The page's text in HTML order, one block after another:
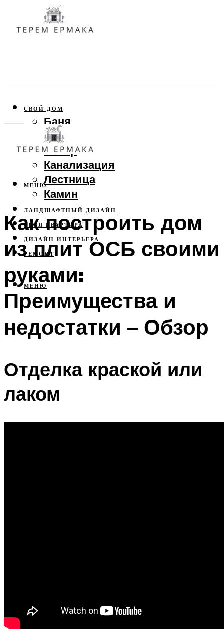
СВОЙ ДОМ
Баня
Веранда
Забор
Канализация
Лестница
Камин
ЛАНДШАФТНЫЙ ДИЗАЙН
СВОЯ КВАРТИРА
ДИЗАЙН ИНТЕРЬЕРА
РЕМОНТ
МЕНЮ
МЕНЮ
Как построить дом
из плит ОСБ своими
руками:
Преимущества и
недостатки – Обзор
Отделка краской или
лаком